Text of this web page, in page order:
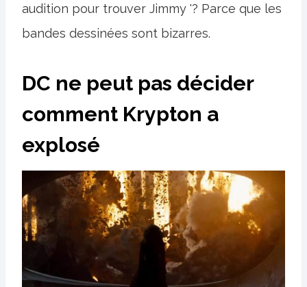
audition pour trouver Jimmy '? Parce que les
bandes dessinées sont bizarres.
DC ne peut pas décider
comment Krypton a
explosé